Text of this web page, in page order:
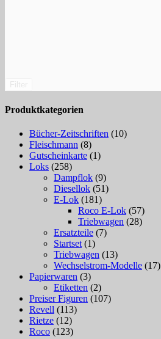
Produktkategorien
Bücher-Zeitschriften (10)
Fleischmann (8)
Gutscheinkarte (1)
Loks (258)
Dampflok (9)
Diesellok (51)
E-Lok (181)
Roco E-Lok (57)
Triebwagen (28)
Ersatzteile (7)
Startset (1)
Triebwagen (13)
Wechselstrom-Modelle (17)
Papierwaren (3)
Etiketten (2)
Preiser Figuren (107)
Revell (113)
Rietze (12)
Roco (123)